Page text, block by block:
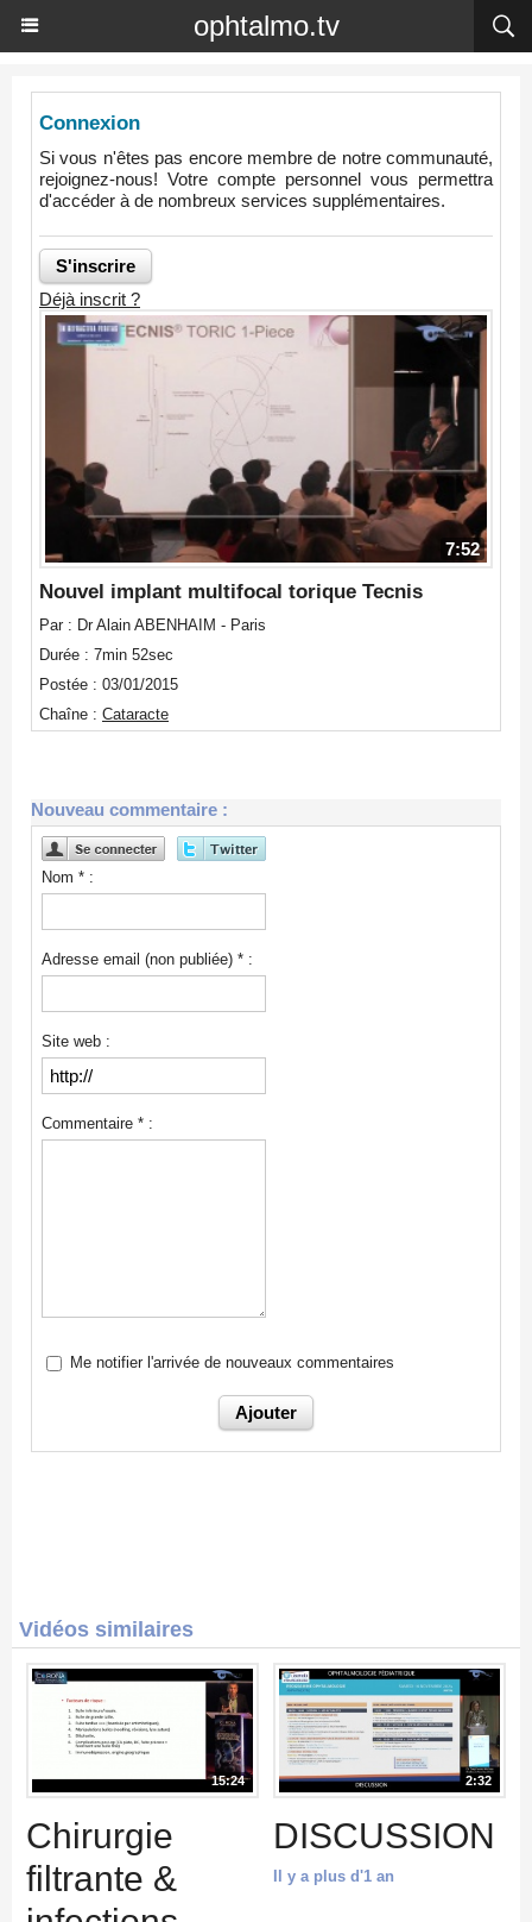
ophtalmo.tv
Vidéos similaires
15:24
Chirurgie
filtrante &
2:32
DISCUSSION
Il y a plus d'1 an
Connexion
Si vous n'êtes pas encore membre de notre communauté,
rejoignez-nous! Votre compte personnel vous permettra
d'accéder à de nombreux services supplémentaires.
Déjà inscrit ?
7:52
Nouvel implant multifocal torique Tecnis
Par : Dr Alain ABENHAIM - Paris
Durée : 7min 52sec
Postée : 03/01/2015
Chaîne : Cataracte
Nouveau commentaire :
Nom * :
Adresse email (non publiée) * :
Site web :
Commentaire * :
Me notifier l'arrivée de nouveaux commentaires